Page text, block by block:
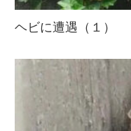
ヘビに遭遇（１）